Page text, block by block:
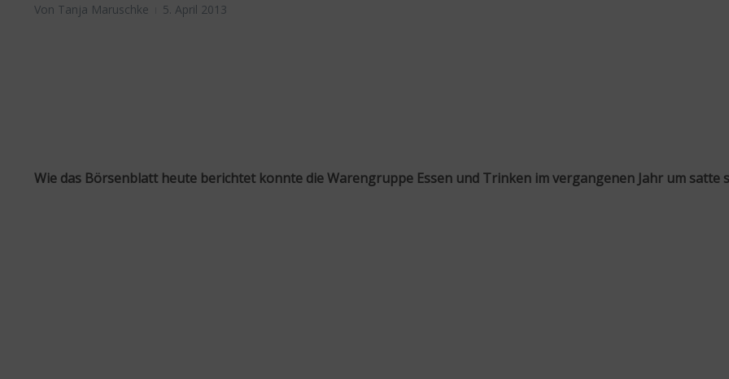
Von Tanja Maruschke 5. April 2013
Wie das Börsenblatt heute berichtet konnte die Warengruppe Essen und Trinken im vergangenen Jahr um satte